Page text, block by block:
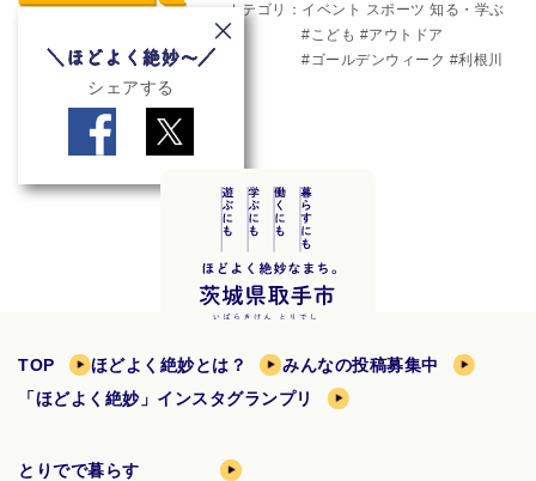
シェアする
カテゴリ
イベント スポーツ 知る・学ぶ
こども
アウトドア
ゴールデンウィーク
利根川
TOP ほどよく絶妙とは？
みんなの投稿募集中
「ほどよく絶妙」インスタグランプリ
とりでで暮らす